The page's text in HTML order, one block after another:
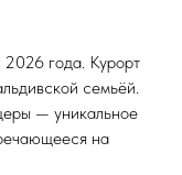
2026 года. Курорт
семьёй.
— уникальное
на